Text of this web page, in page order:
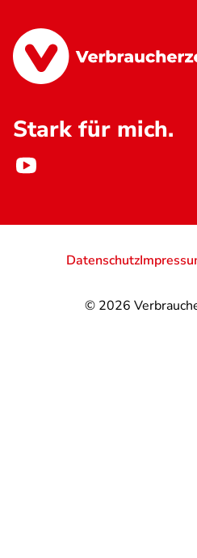
Stark für mich.
© 2026
Datenschutz